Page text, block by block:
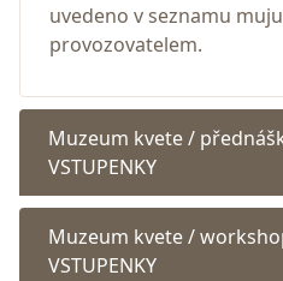
uvedeno v seznamu
provozovatelem.
Muzeum kvete /
VSTUPENKY
Muzeum kvete /
VSTUPENKY